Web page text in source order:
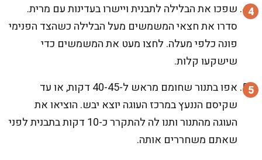
שפכו את הבלילה לתבנית ויישרו בעדינות עם מרית.
סדרו את חצאי המשמשים מעל הבלילה כשהצד הפנימי
פונה כלפי מעלה. לחצו מעט את המשמשים כדי
שישקעו קלות.
אפו בתנור שחומם מראש ל-40-45 דקות, או עד
שקיסם הננעץ במרכז העוגה יוצא יבש. הוציאו את
העוגה מהתנור ותנו לה להתקרר כ-10 דקות בתבנית לפני
שאתם משחררים אותה.